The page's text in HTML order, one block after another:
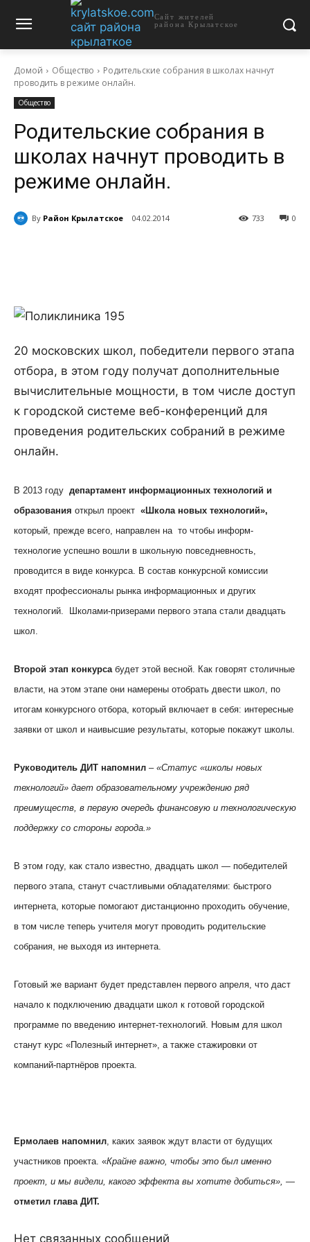
Сайт жителей
района Крылатское
Домой Общество
Родительские собрания в школах начнут
проводить в режиме онлайн.
Общество
Родительские собрания в
школах начнут проводить в
режиме онлайн.
By Район Крылатское 04.02.2014 0
733
20 московских школ, победители первого этапа
отбора, в этом году получат дополнительные
вычислительные мощности, в том числе доступ
к городской системе веб-конференций для
проведения родительских собраний в режиме
онлайн.
В 2013 году департамент информационных технологий и
образования открыл проект «Школа новых технологий»,
который, прежде всего, направлен на то чтобы информ-
технологие успешно вошли в школьную повседневность,
проводится в виде конкурса. В состав конкурсной комиссии
входят профессионалы рынка информационных и других
технологий. Школами-призерами первого этапа стали двадцать
школ.
Второй этап конкурсабудет этой весной. Как говорят столичные
власти, на этом этапе они намерены отобрать двести школ, по
итогам конкурсного отбора, который включает в себя: интересные
заявки от школ и наивысшие результаты, которые покажут школы.
Руководитель ДИТ напомнил – «Статус «школы новых
технологий» дает образовательному учреждению ряд
преимуществ, в первую очередь финансовую и технологическую
поддержку со стороны города.»
В этом году, как стало известно, двадцать школ — победителей
первого этапа, станут счастливыми обладателями: быстрого
интернета, которые помогают дистанционно проходить обучение,
в том числе теперь учителя могут проводить родительские
собрания, не выходя из интернета.
Готовый же вариант будет представлен первого апреля, что даст
начало к подключению двадцати школ к готовой городской
программе по введению интернет-технологий. Новым для школ
станут курс «Полезный интернет», а также стажировки от
компаний-партнёров проекта.
Ермолаев напомнил, каких заявок ждут власти от будущих
участников проекта. «Крайне важно, чтобы это был именно
проект, и мы видели, какого эффекта вы хотите добиться», —
отметил глава ДИТ.
Нет связанных сообщений